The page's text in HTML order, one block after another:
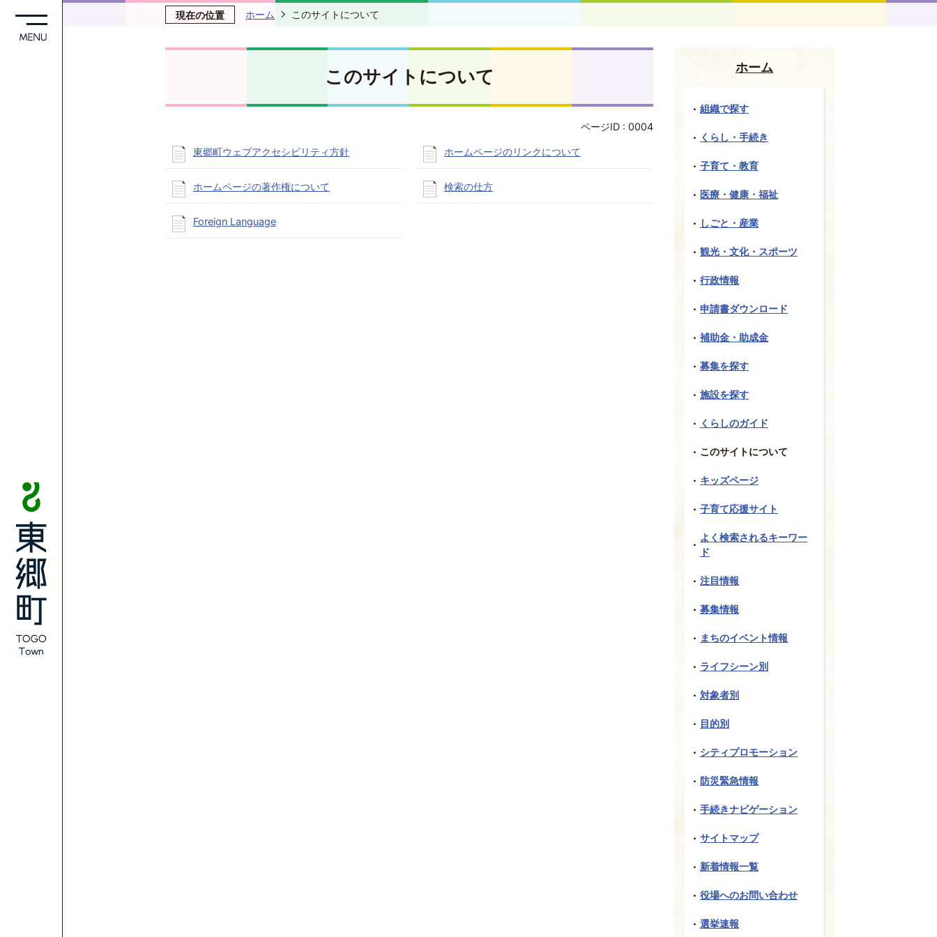
現在の位置 ホーム このサイトについて
このサイトについて
ページID : 0004
東郷町ウェブアクセシビリティ方針 ホームページのリンクについて
ホームページの著作権について 検索の仕方
Foreign Language
ホーム
組織で探す
くらし・手続き
子育て・教育
医療・健康・福祉
しごと・産業
観光・文化・スポーツ
行政情報
申請書ダウンロード
補助金・助成金
募集を探す
施設を探す
くらしのガイド
このサイトについて
キッズページ
子育て応援サイト
よく検索されるキーワー
ド
注目情報
募集情報
まちのイベント情報
ライフシーン別
対象者別
目的別
シティプロモーション
防災緊急情報
手続きナビゲーション
サイトマップ
新着情報一覧
役場へのお問い合わせ
選挙速報